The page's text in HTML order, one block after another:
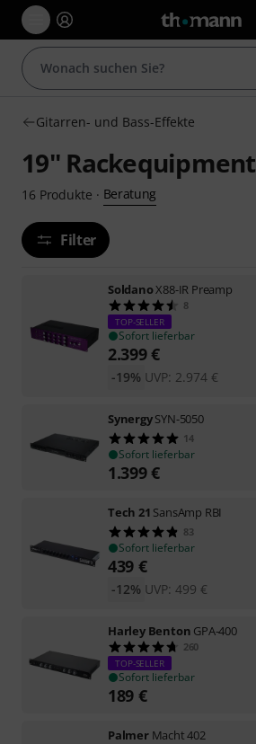
Gitarren- und Bass-Effekte
19'' Rackequipment
16 Produkte · Beratung
Filter
SoldanoX88-IR Preamp
8
TOP-SELLER
Sofort lieferbar
2.399€
UVP: 2.974 €
-19%
SynergySYN-5050
14
Sofort lieferbar
1.399€
Tech 21 SansAmp RBI
83
Sofort lieferbar
439 €
UVP: 499 €
-12%
Harley Benton GPA-400
260
TOP-SELLER
Sofort lieferbar
189 €
Palmer Macht 402